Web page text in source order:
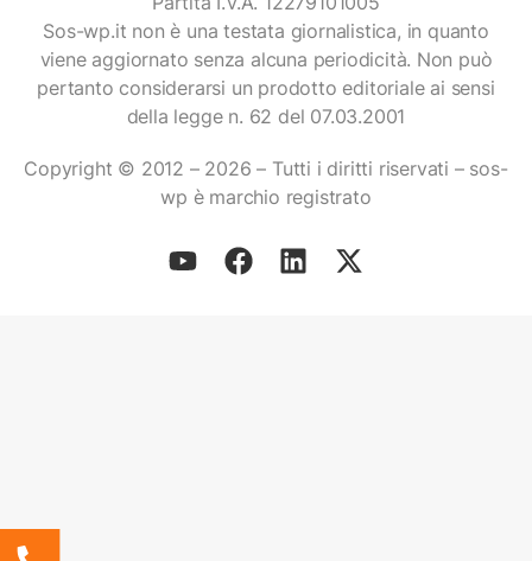
Sos-wp.it non è una testata giornalistica, in quanto
viene aggiornato senza alcuna periodicità. Non può
pertanto considerarsi un prodotto editoriale ai sensi
della legge n. 62 del 07.03.2001
Copyright © 2012 – 2026 – Tutti i diritti riservati – sos-
wp è marchio registrato